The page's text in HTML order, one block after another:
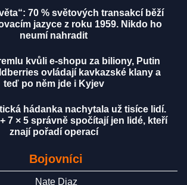
70 % světových transakcí běží
jazyce z roku 1959. Nikdo ho
neumí nahradit
kvůli e-shopu za biliony, Putin
ovládají kavkazské klany a
teď po něm jde i Kyjev
hádanka nachytala už tisíce lidí.
7 × 5 správně spočítají jen lidé, kteří
znají pořadí operací
Bojovníci
Nate Diaz